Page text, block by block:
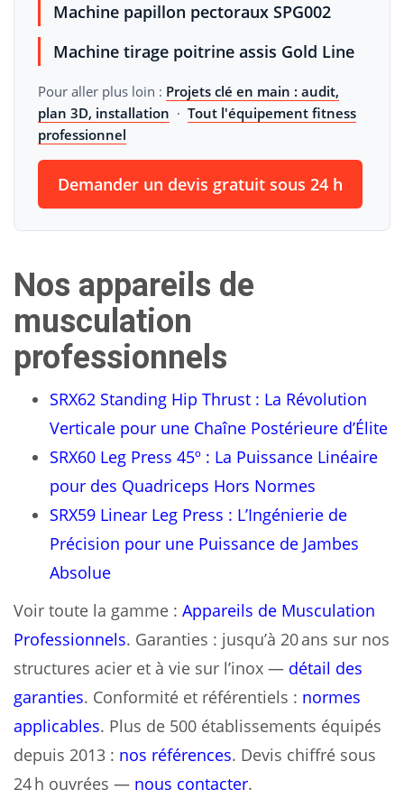
Machine papillon pectoraux SPG002
Machine tirage poitrine assis Gold Line
Pour aller plus loin : Projets clé en main : audit,
plan 3D, installation · Tout l'équipement fitness
professionnel
Demander un devis gratuit sous 24 h
Nos appareils de
musculation
professionnels
SRX62 Standing Hip Thrust : La Révolution
Verticale pour une Chaîne Postérieure d’Élite
SRX60 Leg Press 45º : La Puissance Linéaire
pour des Quadriceps Hors Normes
SRX59 Linear Leg Press : L’Ingénierie de
Précision pour une Puissance de Jambes
Absolue
Voir toute la gamme : Appareils de Musculation
Professionnels. Garanties : jusqu’à 20 ans sur nos
structures acier et à vie sur l’inox — détail des
garanties. Conformité et référentiels : normes
applicables. Plus de 500 établissements équipés
depuis 2013 : nos références. Devis chiffré sous
24 h ouvrées — nous contacter.